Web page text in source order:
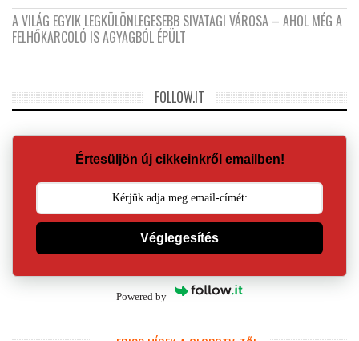
A VILÁG EGYIK LEGKÜLÖNLEGESEBB SIVATAGI VÁROSA – AHOL MÉG A
FELHŐKARCOLÓ IS AGYAGBÓL ÉPÜLT
FOLLOW.IT
Értesüljön új cikkeinkről emailben!
Véglegesítés
Powered by